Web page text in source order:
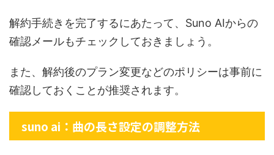
解約手続きを完了するにあたって、Suno AIからの
確認メールもチェックしておきましょう。
また、解約後のプラン変更などのポリシーは事前に
確認しておくことが推奨されます。
suno ai：曲の長さ設定の調整方法